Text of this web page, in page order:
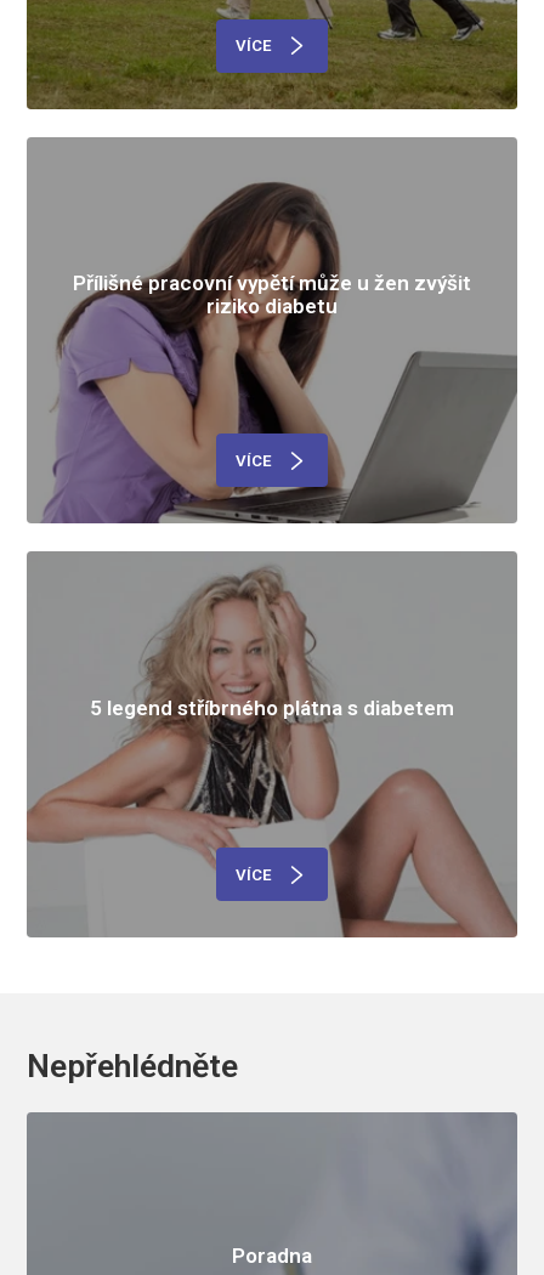
VÍCE
Přílišné pracovní vypětí může u žen zvýšit
riziko diabetu
VÍCE
5 legend stříbrného plátna s diabetem
VÍCE
Nepřehlédněte
Poradna